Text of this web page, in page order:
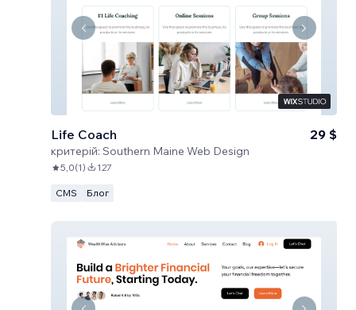
Life Coach
критерій: Southern Maine Web Design
29 $
5,0(1) 127
CMS Блог